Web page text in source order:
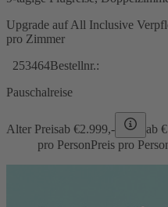
Upgrade auf All Inclusive
pro Zimmer
253464Bestellnr.:
Pauschalreise
Alter Preisab €2.999,- ab €
pro PersonPreis pro